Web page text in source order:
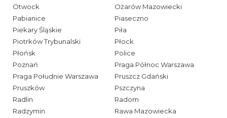
Otwock
Ożarów Mazowiecki
Pabianice
Piaseczno
Piekary Śląskie
Piła
Piotrków Trybunalski
Płock
Płońsk
Police
Poznań
Praga Północ Warszawa
Praga Południe Warszawa
Pruszcz Gdański
Pruszków
Pszczyna
Radlin
Radom
Radzymin
Rawa Mazowiecka